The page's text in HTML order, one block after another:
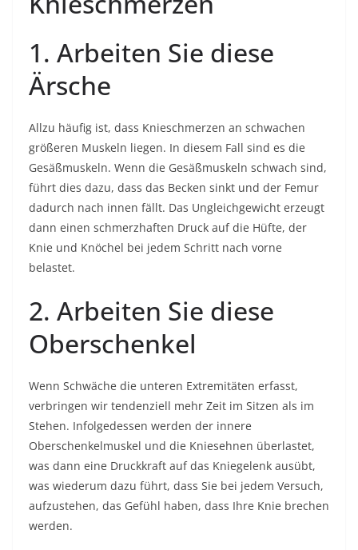
1. Arbeiten Sie diese
Ärsche
Allzu häufig ist, dass Knieschmerzen an schwachen
größeren Muskeln liegen. In diesem Fall sind es die
Gesäßmuskeln. Wenn die Gesäßmuskeln schwach sind,
führt dies dazu, dass das Becken sinkt und der Femur
dadurch nach innen fällt. Das Ungleichgewicht erzeugt
dann einen schmerzhaften Druck auf die Hüfte, der
Knie und Knöchel bei jedem Schritt nach vorne
belastet.
2. Arbeiten Sie diese
Oberschenkel
Wenn Schwäche die unteren Extremitäten erfasst,
verbringen wir tendenziell mehr Zeit im Sitzen als im
Stehen. Infolgedessen werden der innere
Oberschenkelmuskel und die Kniesehnen überlastet,
was dann eine Druckkraft auf das Kniegelenk ausübt,
was wiederum dazu führt, dass Sie bei jedem Versuch,
aufzustehen, das Gefühl haben, dass Ihre Knie brechen
werden.